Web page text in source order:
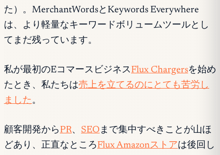
た）。MerchantWordsとKeywords Everywhere
は、より軽量なキーワードボリュームツールとし
てまだ残っています。
私が最初のEコマースビジネスFlux Chargersを始め
たとき、私たちは売上を立てるのにとても苦労し
ました 。
顧客開発から PR、 SEO まで集中すべきことが山ほ
どあり、正直なところFlux Amazonストアは後回し